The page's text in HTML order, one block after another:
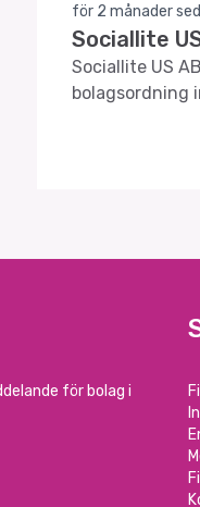
för 2 månader
Sociallite
Sociallite US
bolagsordning
för bolag i